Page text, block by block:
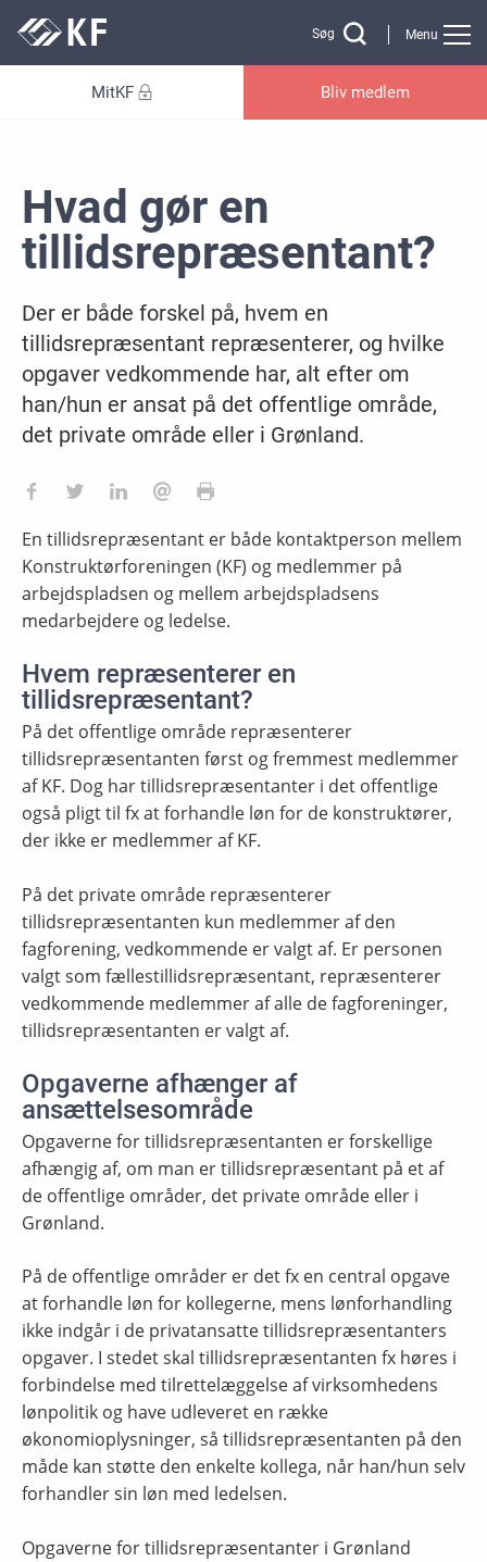
Menu
Søg
MitKF Bliv medlem
Hvad gør en
tillidsrepræsentant?
Der er både forskel på, hvem en
tillidsrepræsentant repræsenterer, og hvilke
opgaver vedkommende har, alt efter om
han/hun er ansat på det offentlige område,
det private område eller i Grønland.
En tillidsrepræsentant er både kontaktperson mellem
Konstruktørforeningen (KF) og medlemmer på
arbejdspladsen og mellem arbejdspladsens
medarbejdere og ledelse.
Hvem repræsenterer en
tillidsrepræsentant?
På det offentlige område repræsenterer
tillidsrepræsentanten først og fremmest medlemmer
af KF. Dog har tillidsrepræsentanter i det offentlige
også pligt til fx at forhandle løn for de konstruktører,
der ikke er medlemmer af KF.
På det private område repræsenterer
tillidsrepræsentanten kun medlemmer af den
fagforening, vedkommende er valgt af. Er personen
valgt som fællestillidsrepræsentant, repræsenterer
vedkommende medlemmer af alle de fagforeninger,
tillidsrepræsentanten er valgt af.
Opgaverne afhænger af
ansættelsesområde
Opgaverne for tillidsrepræsentanten er forskellige
afhængig af, om man er tillidsrepræsentant på et af
de offentlige områder, det private område eller i
Grønland.
På de offentlige områder er det fx en central opgave
at forhandle løn for kollegerne, mens lønforhandling
ikke indgår i de privatansatte tillidsrepræsentanters
opgaver. I stedet skal tillidsrepræsentanten fx høres i
forbindelse med tilrettelæggelse af virksomhedens
lønpolitik og have udleveret en række
økonomioplysninger, så tillidsrepræsentanten på den
måde kan støtte den enkelte kollega, når han/hun selv
forhandler sin løn med ledelsen.
Opgaverne for tillidsrepræsentanter i Grønland